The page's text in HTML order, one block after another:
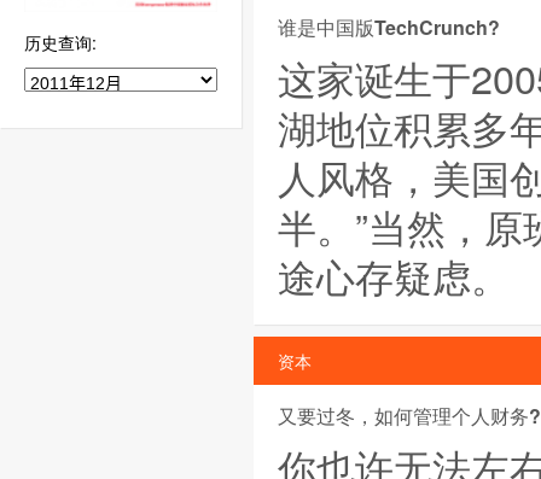
历史查询:
谁是中国版TechCrunch?
这家诞生于
湖地位积累多
人风格，美国
半。”当然，
途心存疑虑。
资本
又要过冬，如何管理个人财务?
你也许无法左